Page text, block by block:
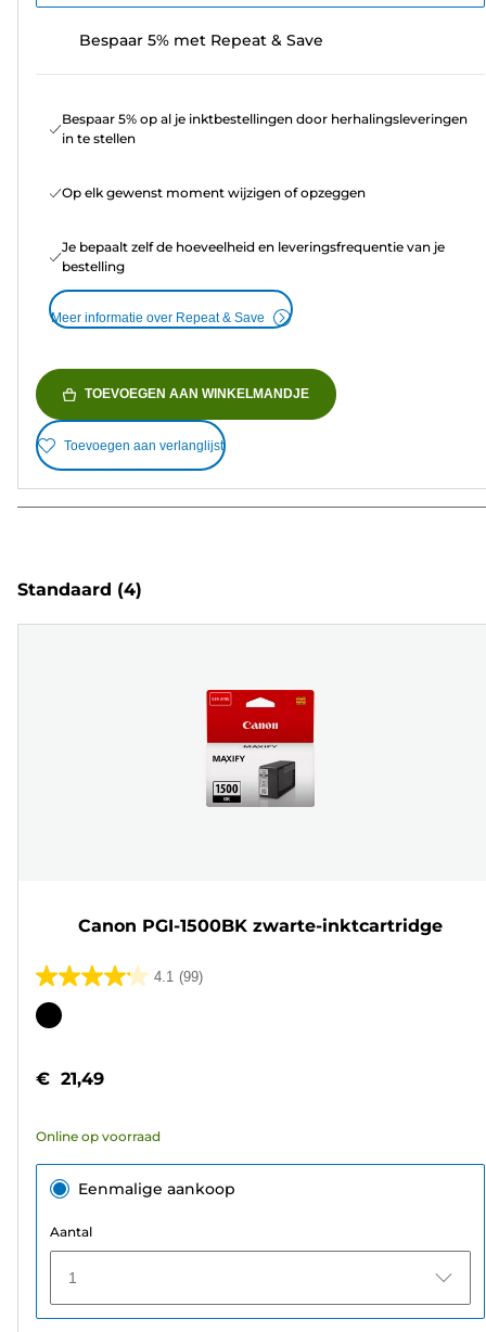
Bespaar 5% met Repeat & Save
Bespaar 5% op al je inktbestellingen door herhalingsleveringen
in te stellen
Op elk gewenst moment wijzigen of opzeggen
Je bepaalt zelf de hoeveelheid en leveringsfrequentie van je
bestelling
Meer informatie over Repeat & Save
TOEVOEGEN AAN WINKELMANDJE
Toevoegen aan verlanglijst
Standaard (4)
Canon PGI-1500BK zwarte-inktcartridge
4.1 (99)
4.1
van
sterren.
beoordelingen
Kleurencartridge
€ 21,49
Online op voorraad
Eenmalige aankoop
Aantal
1